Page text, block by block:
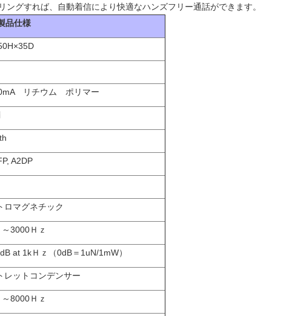
グすれば、自動着信により快適なハンズフリー通話ができます。
品仕様
リチウム ポリマー
A2DP
ロマグネチック
3000Ｈｚ
at 1kＨｚ（0dB＝1uN/1mW）
レットコンデンサー
8000Ｈｚ